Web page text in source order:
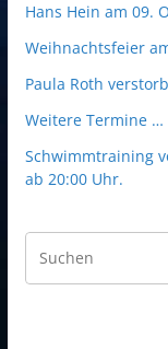
Hans Hein am 09.
Weihnachtsfeier
Paula Roth
Weitere Termine …
Schwimmtraining
ab 20:00 Uhr.